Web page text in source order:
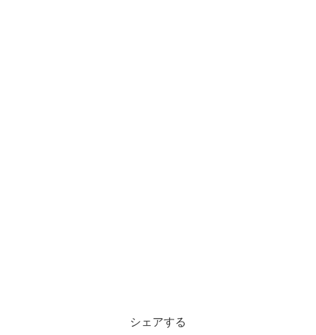
シェアする